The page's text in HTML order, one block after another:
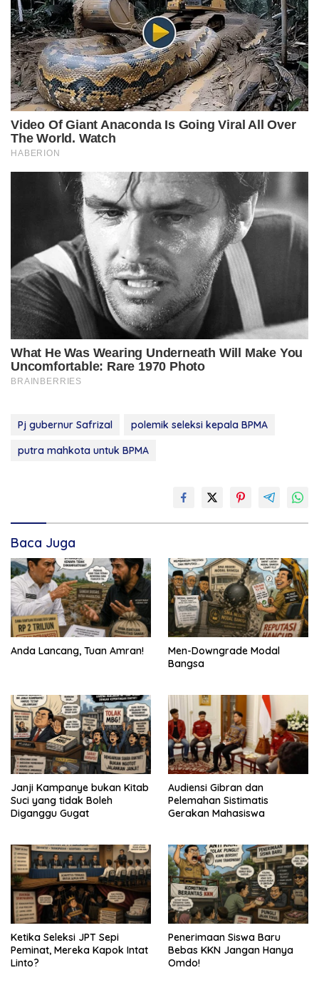
Pj gubernur Safrizal
polemik seleksi kepala BPMA
putra mahkota untuk BPMA
Baca Juga
Anda Lancang, Tuan Amran!
Men-Downgrade Modal
Bangsa
Janji Kampanye bukan Kitab
Suci yang tidak Boleh
Diganggu Gugat
Audiensi Gibran dan
Pelemahan Sistimatis
Gerakan Mahasiswa
Ketika Seleksi JPT Sepi
Peminat, Mereka Kapok Intat
Linto?
Penerimaan Siswa Baru
Bebas KKN Jangan Hanya
Omdo!